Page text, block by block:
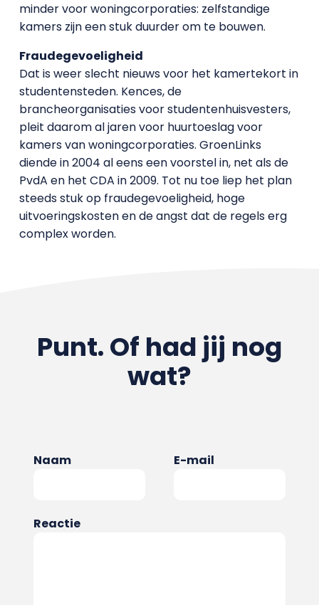
minder voor woningcorporaties: zelfstandige
kamers zijn een stuk duurder om te bouwen.
Fraudegevoeligheid
Dat is weer slecht nieuws voor het kamertekort in
studentensteden. Kences, de
brancheorganisaties voor studentenhuisvesters,
pleit daarom al jaren voor huurtoeslag voor
kamers van woningcorporaties. GroenLinks
diende in 2004 al eens een voorstel in, net als de
PvdA en het CDA in 2009. Tot nu toe liep het plan
steeds stuk op fraudegevoeligheid, hoge
uitvoeringskosten en de angst dat de regels erg
complex worden.
Punt. Of had jij nog
wat?
Naam E-mail
Reactie